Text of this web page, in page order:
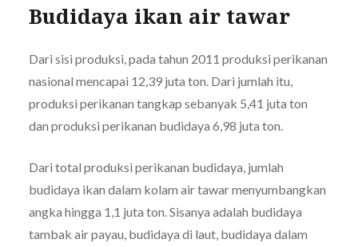
Budidaya ikan air tawar
Dari sisi produksi, pada tahun 2011 produksi perikanan
nasional mencapai 12,39 juta ton. Dari jumlah itu,
produksi perikanan tangkap sebanyak 5,41 juta ton
dan produksi perikanan budidaya 6,98 juta ton.
Dari total produksi perikanan budidaya, jumlah
budidaya ikan dalam kolam air tawar menyumbangkan
angka hingga 1,1 juta ton. Sisanya adalah budidaya
tambak air payau, budidaya di laut, budidaya dalam